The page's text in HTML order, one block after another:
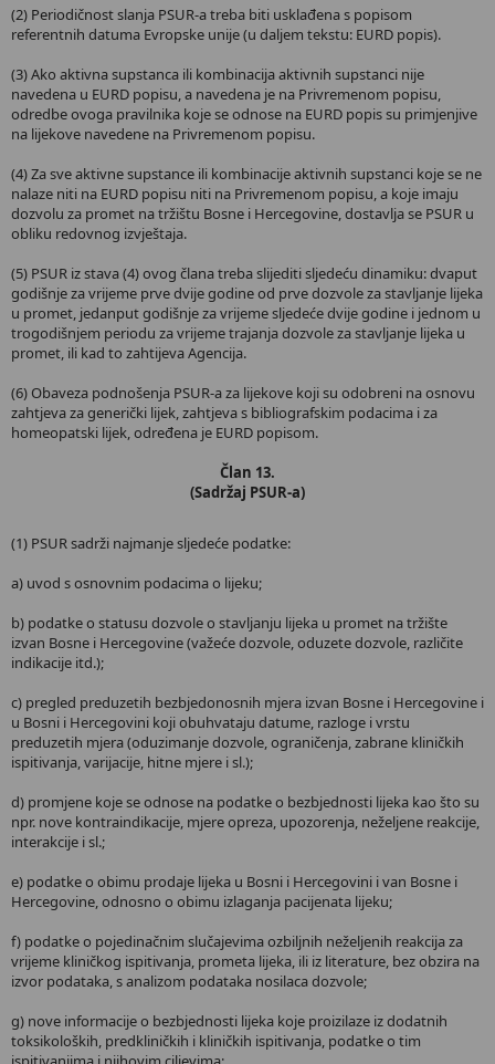
(2) Periodičnost slanja PSUR-a treba biti usklađena s popisom
referentnih datuma Evropske unije (u daljem tekstu: EURD popis).
(3) Ako aktivna supstanca ili kombinacija aktivnih supstanci nije
navedena u EURD popisu, a navedena je na Privremenom popisu,
odredbe ovoga pravilnika koje se odnose na EURD popis su primjenjive
na lijekove navedene na Privremenom popisu.
(4) Za sve aktivne supstance ili kombinacije aktivnih supstanci koje se ne
nalaze niti na EURD popisu niti na Privremenom popisu, a koje imaju
dozvolu za promet na tržištu Bosne i Hercegovine, dostavlja se PSUR u
obliku redovnog izvještaja.
(5) PSUR iz stava (4) ovog člana treba slijediti sljedeću dinamiku: dvaput
godišnje za vrijeme prve dvije godine od prve dozvole za stavljanje lijeka
u promet, jedanput godišnje za vrijeme sljedeće dvije godine i jednom u
trogodišnjem periodu za vrijeme trajanja dozvole za stavljanje lijeka u
promet, ili kad to zahtijeva Agencija.
(6) Obaveza podnošenja PSUR-a za lijekove koji su odobreni na osnovu
zahtjeva za generički lijek, zahtjeva s bibliografskim podacima i za
homeopatski lijek, određena je EURD popisom.
Član 13.
(Sadržaj PSUR-a)
(1) PSUR sadrži najmanje sljedeće podatke:
a) uvod s osnovnim podacima o lijeku;
b) podatke o statusu dozvole o stavljanju lijeka u promet na tržište
izvan Bosne i Hercegovine (važeće dozvole, oduzete dozvole, različite
indikacije itd.);
c) pregled preduzetih bezbjedonosnih mjera izvan Bosne i Hercegovine i
u Bosni i Hercegovini koji obuhvataju datume, razloge i vrstu
preduzetih mjera (oduzimanje dozvole, ograničenja, zabrane kliničkih
ispitivanja, varijacije, hitne mjere i sl.);
d) promjene koje se odnose na podatke o bezbjednosti lijeka kao što su
npr. nove kontraindikacije, mjere opreza, upozorenja, neželjene reakcije,
interakcije i sl.;
e) podatke o obimu prodaje lijeka u Bosni i Hercegovini i van Bosne i
Hercegovine, odnosno o obimu izlaganja pacijenata lijeku;
f) podatke o pojedinačnim slučajevima ozbiljnih neželjenih reakcija za
vrijeme kliničkog ispitivanja, prometa lijeka, ili iz literature, bez obzira na
izvor podataka, s analizom podataka nosilaca dozvole;
g) nove informacije o bezbjednosti lijeka koje proizilaze iz dodatnih
toksikoloških, predkliničkih i kliničkih ispitivanja, podatke o tim